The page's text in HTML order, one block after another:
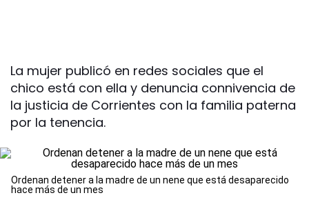
La mujer publicó en redes sociales que el
chico está con ella y denuncia connivencia de
la justicia de Corrientes con la familia paterna
por la tenencia.
Ordenan detener a la madre de un nene que está desaparecido
hace más de un mes